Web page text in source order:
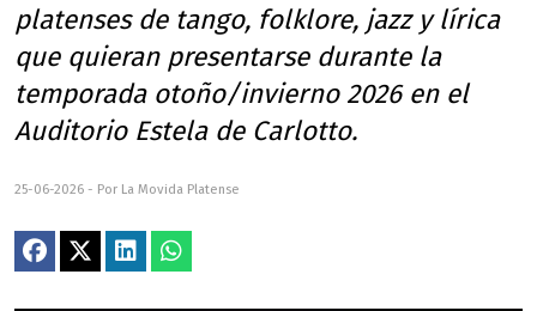
platenses de tango, folklore, jazz y lírica
que quieran presentarse durante la
temporada otoño/invierno 2026 en el
Auditorio Estela de Carlotto.
25-06-2026 - Por La Movida Platense